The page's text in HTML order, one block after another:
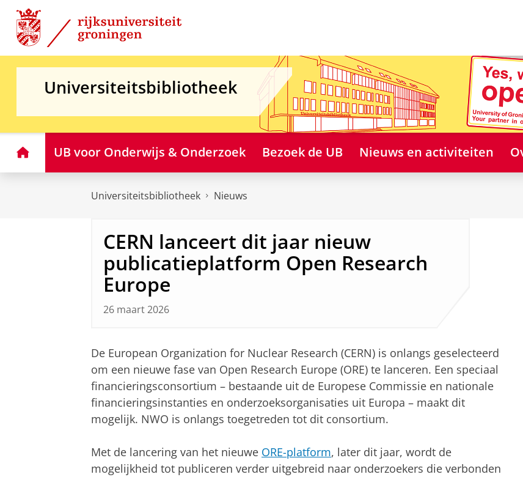
Skip
Content
Skip
Navigation
Universiteitsbibliotheek
HomeUB voor Onderwijs & Onderzoek Bezoek de UB Nieuws en activiteiten
Universiteitsbibliotheek Nieuws
CERN lanceert dit jaar nieuw
publicatieplatform Open Research
Europe
26 maart 2026
De European Organization for Nuclear Research (CERN) is onlangs geselecteerd
om een nieuwe fase van Open Research Europe (ORE) te lanceren. Een speciaal
financieringsconsortium – bestaande uit de Europese Commissie en nationale
financieringsinstanties en onderzoeksorganisaties uit Europa – maakt dit
mogelijk. NWO is onlangs toegetreden tot dit consortium.
Met de lancering van het nieuwe ORE-platform, later dit jaar, wordt de
mogelijkheid tot publiceren verder uitgebreid naar onderzoekers die verbonden